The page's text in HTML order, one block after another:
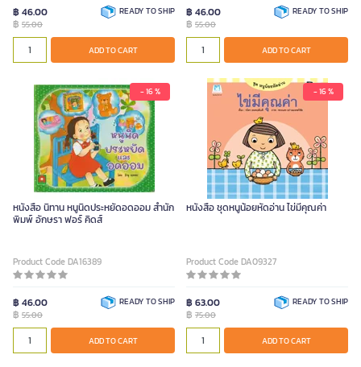
฿ 46.00
฿ 55.00
READY TO SHIP
ADD TO CART
฿ 46.00
฿ 55.00
READY TO SHIP
ADD TO CART
- 16 %
หนังสือ นิทาน หนูนิดประหยัดอดออม สำนัก
พิมพ์ อักษรา ฟอร์ คิดส์
Product Code DA16389
฿ 46.00
฿ 55.00
READY TO SHIP
ADD TO CART
- 16 %
หนังสือ ชุดหนูน้อยหัดอ่าน ไข่มีคุณค่า
Product Code DA09327
฿ 63.00
฿ 75.00
READY TO SHIP
ADD TO CART